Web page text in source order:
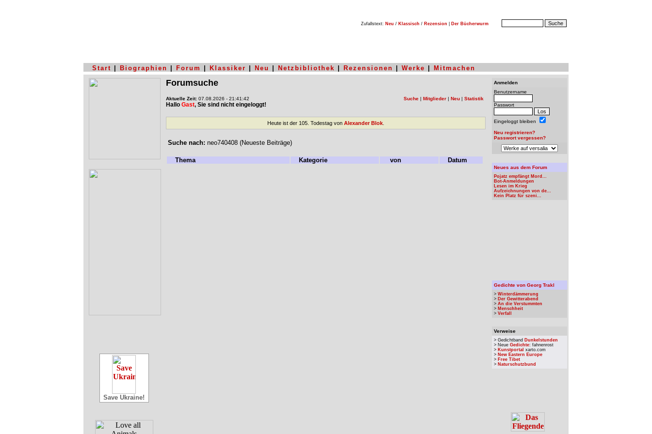
Zufallstext: Neu / Klassisch / Rezension Der Bücherwurm
Start Biographien Forum Klassiker Neu Netzbibliothek Rezensionen Werke Mitmachen
Save Ukraine!
Forumsuche
Aktuelle Zeit: 07.08.2026 - 21:41:42
Hallo Gast, Sie sind nicht eingeloggt!
Suche | Mitglieder | Neu | Statistik
Heute ist der 105. Todestag von Alexander Blok
Suche nach: neo740408 (Neueste Beiträge)
Thema Kategorie von Datum
Anmelden
Benutzername
Passwort
Eingeloggt bleiben
Neu registrieren?
Passwort vergessen?
Neues aus dem Forum
Pojatz empfängt Mord...
Bot-Anmeldungen
Lesen im Krieg
Aufzeichnungen von de...
Kein Platz für szeni...
Gedichte von Georg Trakl
> Winterdämmerung
> Der Gewitterabend
> An die Verstummten
> Menschheit
> Verfall
Verweise
> Gedichtband Dunkelstunden
> Neue Gedichte: fahnenrost
> Kunstportal xarto.com
> New Eastern Europe
> Free Tibet
> Naturschutzbund